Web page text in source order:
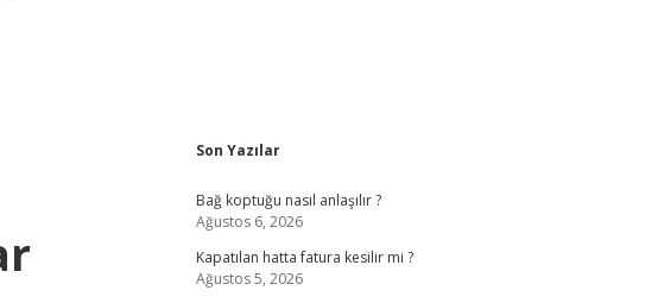
Sidebar
Son Yazılar
Bağ koptuğu nasıl anlaşılır ?
Ağustos 6, 2026
Kapatılan hatta fatura kesilir mi ?
Ağustos 5, 2026